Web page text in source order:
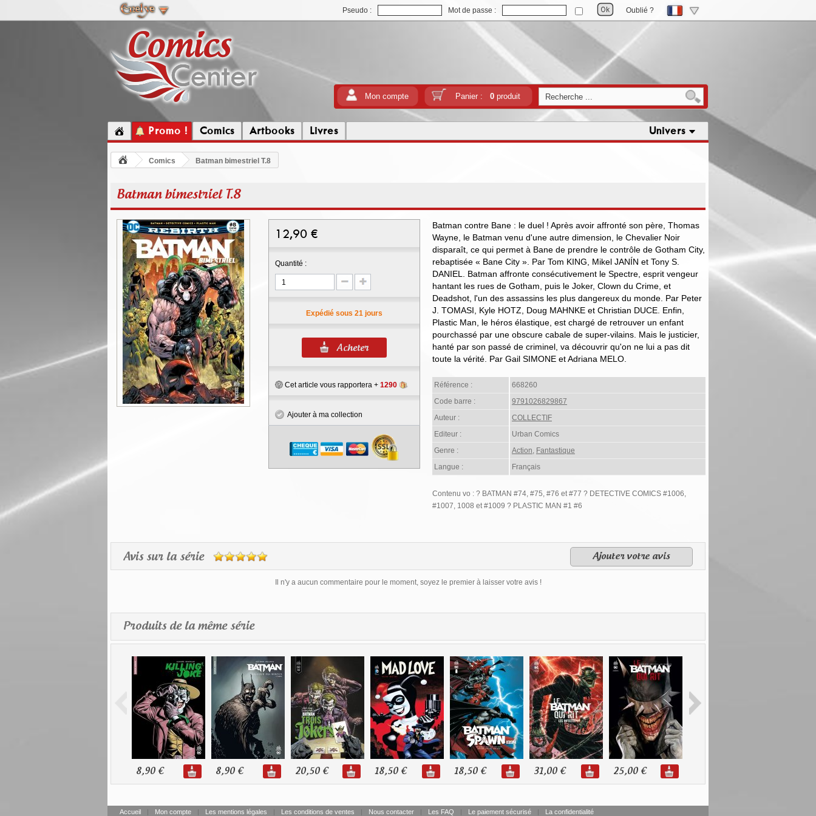
Pseudo : Mot de passe : Oublié ?
Mon compte Panier : 0produit
Promo ! Comics Artbooks Livres Univers
Comics Batman bimestriel T.8
Batman bimestriel T.8
12,90 €
Quantité :
Expédié sous 21 jours
Cet article vous rapportera + 1290
Ajouter à ma collection
Batman contre Bane : le duel ! Après avoir affronté son père, Thomas
Wayne, le Batman venu d'une autre dimension, le Chevalier Noir
disparaît, ce qui permet à Bane de prendre le contrôle de Gotham City,
rebaptisée « Bane City ». Par Tom KING, Mikel JANÍN et Tony S.
DANIEL. Batman affronte consécutivement le Spectre, esprit vengeur
hantant les rues de Gotham, puis le Joker, Clown du Crime, et
Deadshot, l'un des assassins les plus dangereux du monde. Par Peter
J. TOMASI, Kyle HOTZ, Doug MAHNKE et Christian DUCE. Enfin,
Plastic Man, le héros élastique, est chargé de retrouver un enfant
pourchassé par une obscure cabale de super-vilains. Mais le justicier,
hanté par son passé de criminel, va découvrir qu'on ne lui a pas dit
toute la vérité. Par Gail SIMONE et Adriana MELO.
Référence :
668260
Code barre :
9791026829867
Auteur :
COLLECTIF
Editeur :
Urban Comics
Genre :
Action, Fantastique
Langue :
Français
Contenu vo : ? BATMAN #74, #75, #76 et #77 ? DETECTIVE COMICS #1006,
#1007, 1008 et #1009 ? PLASTIC MAN #1 #6
Avis sur la série Ajouter votre avis
Il n'y a aucun commentaire pour le moment, soyez le premier à laisser votre avis !
Produits de la même série
8,90 € 8,90 € 20,50 € 18,50 € 18,50 € 31,00 € 25,00 €
Accueil | Mon compte | Les mentions légales | Les conditions de ventes | Nous contacter | Les FAQ | Le paiement sécurisé | La confidentialité